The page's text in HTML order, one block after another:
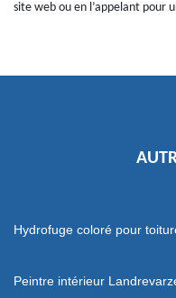
site web ou en l’appelant pour
Hydrofuge coloré pour
Peintre intérieur